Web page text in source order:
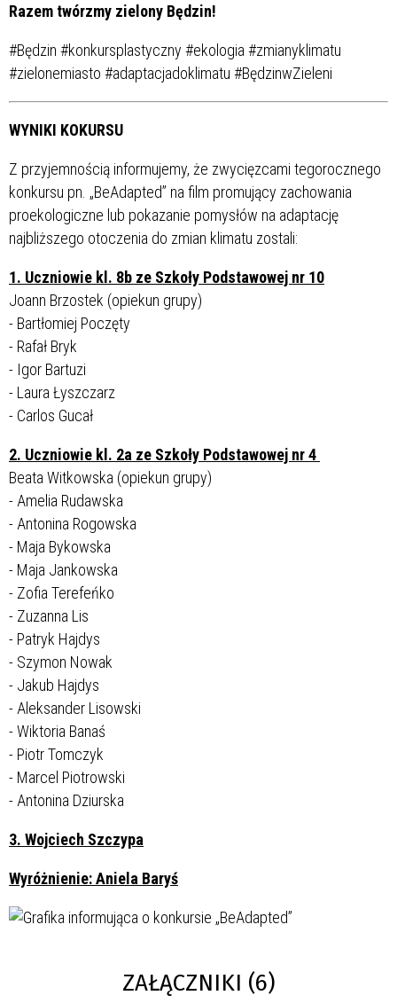
Razem twórzmy zielony Będzin!
#Będzin #konkursplastyczny #ekologia #zmianyklimatu
#zielonemiasto #adaptacjadoklimatu #BędzinwZieleni
WYNIKI KOKURSU
Z przyjemnością informujemy, że zwycięzcami tegorocznego
konkursu pn. „BeAdapted” na film promujący zachowania
proekologiczne lub pokazanie pomysłów na adaptację
najbliższego otoczenia do zmian klimatu zostali:
1. Uczniowie kl. 8b ze Szkoły Podstawowej nr 10
Joann Brzostek (opiekun grupy)
- Bartłomiej Poczęty
- Rafał Bryk
- Igor Bartuzi
- Laura Łyszczarz
- Carlos Gucał
2. Uczniowie kl. 2a ze Szkoły Podstawowej nr 4
Beata Witkowska (opiekun grupy)
- Amelia Rudawska
- Antonina Rogowska
- Maja Bykowska
- Maja Jankowska
- Zofia Terefeńko
- Zuzanna Lis
- Patryk Hajdys
- Szymon Nowak
- Jakub Hajdys
- Aleksander Lisowski
- Wiktoria Banaś
- Piotr Tomczyk
- Marcel Piotrowski
- Antonina Dziurska
3. Wojciech Szczypa
Wyróżnienie: Aniela Baryś
ZAŁĄCZNIKI (6)